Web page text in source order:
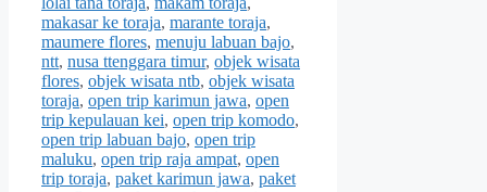
makasar ke toraja, marante toraja,
maumere flores, menuju labuan bajo,
ntt, nusa ttenggara timur, objek wisata
flores, objek wisata ntb, objek wisata
toraja, open trip karimun jawa, open
trip kepulauan kei, open trip komodo,
open trip labuan bajo, open trip
maluku, open trip raja ampat, open
trip toraja, paket karimun jawa, paket